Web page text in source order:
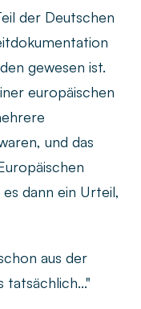
der Deutschen
gewesen ist.
europäischen
und das
dann ein Urteil,
aus der
tatsächlich..."